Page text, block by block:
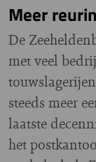
Meer
De
met veel
steeds meer
laatste
het